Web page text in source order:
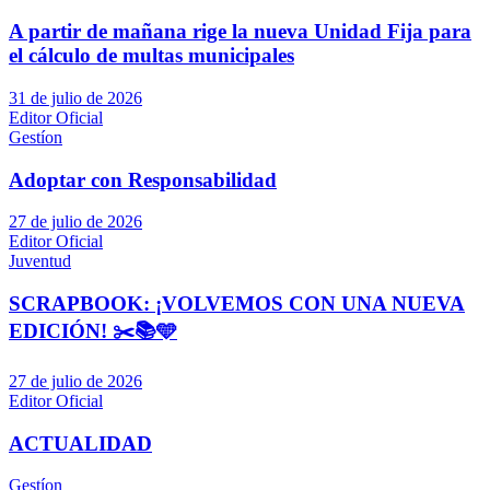
A partir de mañana rige la nueva Unidad Fija para
el cálculo de multas municipales
31 de julio de 2026
Editor Oficial
Gestíon
Adoptar con Responsabilidad
27 de julio de 2026
Editor Oficial
Juventud
SCRAPBOOK: ¡VOLVEMOS CON UNA NUEVA
EDICIÓN! ✂️📚🩵
27 de julio de 2026
Editor Oficial
ACTUALIDAD
Gestíon